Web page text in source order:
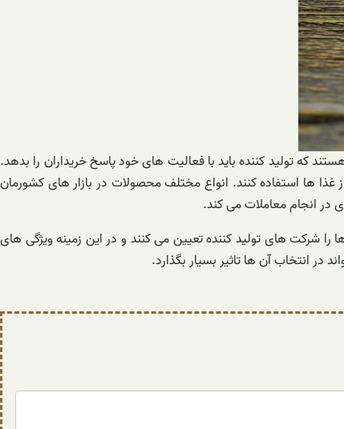
که تولید کننده باید با فعالیت های خود پاسخ خریداران را بدهد.
غذا ها استفاده کنند. انواع مختلف محصولات در بازار های کشورمان
انجام معاملات می کند.
شرکت های تولید کننده تعیین می کنند و در این زمینه ویژگی های
انتخاب آن ها تاثیر بسیار بگذارد.